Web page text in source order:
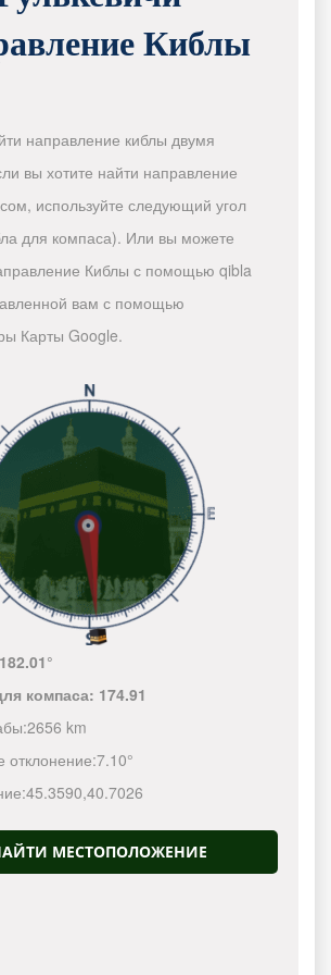
Киблы
направление киблы двумя
вы хотите найти направление
используйте следующий угол
для компаса). Или вы можете
Киблы с помощью qibla
вам с помощью
Карты Google.
182.01°
компаса: 174.91
2656 km
отклонение:7.10°
45.3590,40.7026
МЕСТОПОЛОЖЕНИЕ